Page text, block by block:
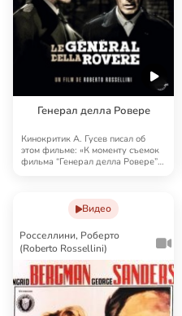
Генерал делла Ровере
Кинокритик А. Гусев писал об
этом фильме: «К моменту съемок
фильма “Генерал делла Ровере”
Видео
Росселлини, Роберто
(Roberto Rossellini)